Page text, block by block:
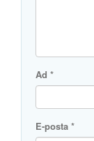
Ad *
E-posta *